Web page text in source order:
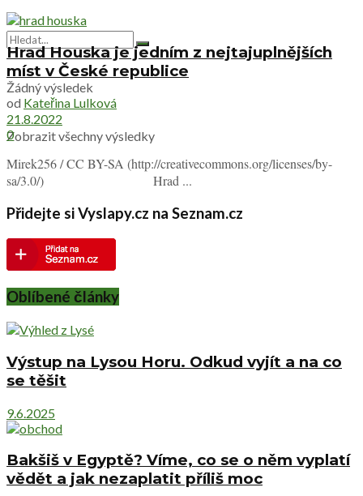
Žádný výsledek
Zobrazit všechny výsledky
Hrad Houska je jedním z nejtajuplnějších
míst v České republice
od Kateřina Lulková
21.8.2022
0
Mirek256 / CC BY-SA (http://creativecommons.org/licenses/by-
sa/3.0/) Hrad ...
Přidejte si Vyslapy.cz na Seznam.cz
Oblíbené články
Výstup na Lysou Horu. Odkud vyjít a na co
se těšit
9.6.2025
Bakšiš v Egyptě? Víme, co se o něm vyplatí
vědět a jak nezaplatit příliš moc